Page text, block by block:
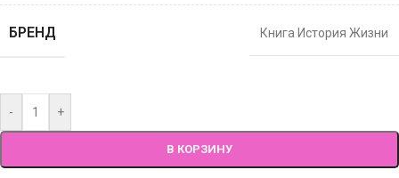
БРЕНД Книга История Жизни
- +
В КОРЗИНУ